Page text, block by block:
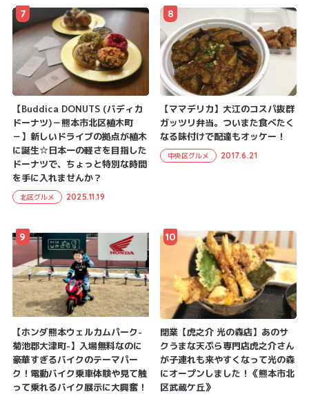
【Buddica DONUTS (バディカ
ドーナツ)－熊本市北区植木町
－】新しいドライブの拠点が植木
に誕生☆日本一の軽さを目指した
ドーナツで、ちょっと特別な時間
を手に入れませんか？
北区グルメ 2025.11.19
7
【ママデリカ】大江のコスパ抜群
ガッツリ弁当。ついまた食べたく
なる味付けで配達もオッケー！
中央区グルメ 2017.6.21
8
【ホンダ熊本ウェルカムパーク-
菊池郡大津町-】入場無料なのに
豪華すぎるバイクのテーマパー
ク！電動バイク乗車体験や見て触
って乗れるバイク展示に大興奮！
9
閉業【虎之介 光の森店】あのサ
クうまな天ぷら専門店虎之介さん
が子連れも来やすくなって光の森
にオープンしました！《熊本市北
区武蔵ケ丘》
10